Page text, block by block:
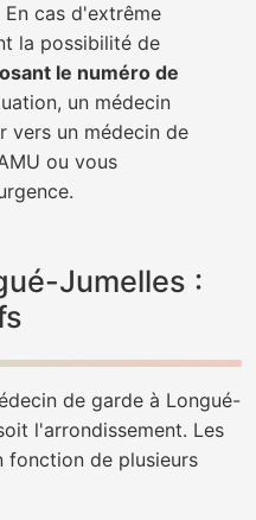
cas d'extrême
la possibilité de
le numéro de
un médecin
vers un médecin de
ou vous
Jumelles :
de garde à Longué-
l'arrondissement. Les
fonction de plusieurs